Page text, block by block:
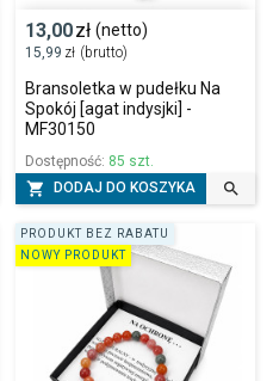
13,00zł (netto)
15,99 zł (brutto)
Bransoletka w pudełku Na
Spokój [agat indysjki] -
MF30150
Dostępność: 85 szt.
 DODAJ DO KOSZYKA 
PRODUKT BEZ RABATU
NOWY PRODUKT